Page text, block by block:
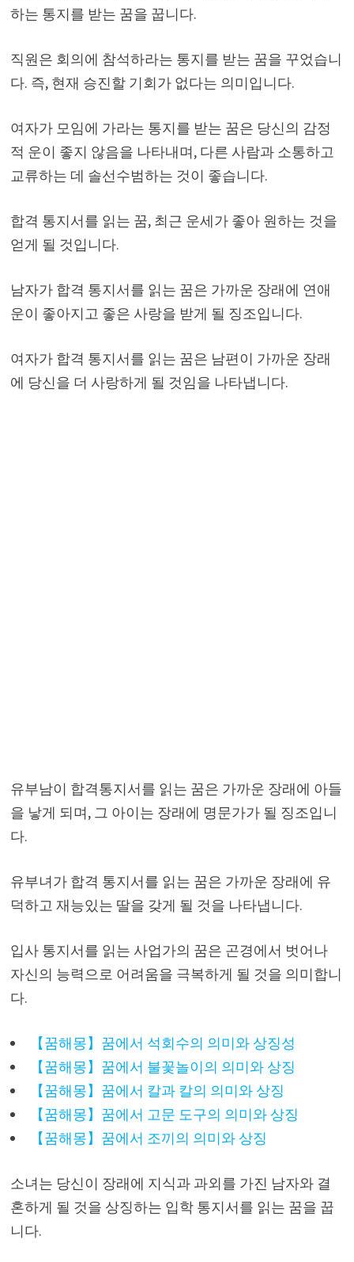
하는 통지를 받는 꿈을 꿉니다.
직원은 회의에 참석하라는 통지를 받는 꿈을 꾸었습니
다. 즉, 현재 승진할 기회가 없다는 의미입니다.
여자가 모임에 가라는 통지를 받는 꿈은 당신의 감정
적 운이 좋지 않음을 나타내며, 다른 사람과 소통하고
교류하는 데 솔선수범하는 것이 좋습니다.
합격 통지서를 읽는 꿈, 최근 운세가 좋아 원하는 것을
얻게 될 것입니다.
남자가 합격 통지서를 읽는 꿈은 가까운 장래에 연애
운이 좋아지고 좋은 사랑을 받게 될 징조입니다.
여자가 합격 통지서를 읽는 꿈은 남편이 가까운 장래
에 당신을 더 사랑하게 될 것임을 나타냅니다.
유부남이 합격통지서를 읽는 꿈은 가까운 장래에 아들
을 낳게 되며, 그 아이는 장래에 명문가가 될 징조입니
다.
유부녀가 합격 통지서를 읽는 꿈은 가까운 장래에 유
덕하고 재능있는 딸을 갖게 될 것을 나타냅니다.
입사 통지서를 읽는 사업가의 꿈은 곤경에서 벗어나
자신의 능력으로 어려움을 극복하게 될 것을 의미합니
다.
【꿈해몽】꿈에서 석회수의 의미와 상징성
【꿈해몽】꿈에서 불꽃놀이의 의미와 상징
【꿈해몽】꿈에서 칼과 칼의 의미와 상징
【꿈해몽】꿈에서 고문 도구의 의미와 상징
【꿈해몽】꿈에서 조끼의 의미와 상징
소녀는 당신이 장래에 지식과 과외를 가진 남자와 결
혼하게 될 것을 상징하는 입학 통지서를 읽는 꿈을 꿉
니다.